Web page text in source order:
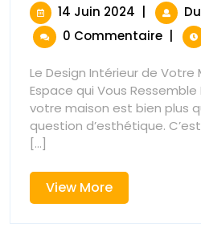
Unique
Le
Intérieur
De
Votre
Maison
14 Juin 2024 14
Juin
0 Commentaire
Le Design Intérieur de Votre
Espace qui Vous
votre maison est bien plus
question d’esthétique.
[...]
View MoreView
More